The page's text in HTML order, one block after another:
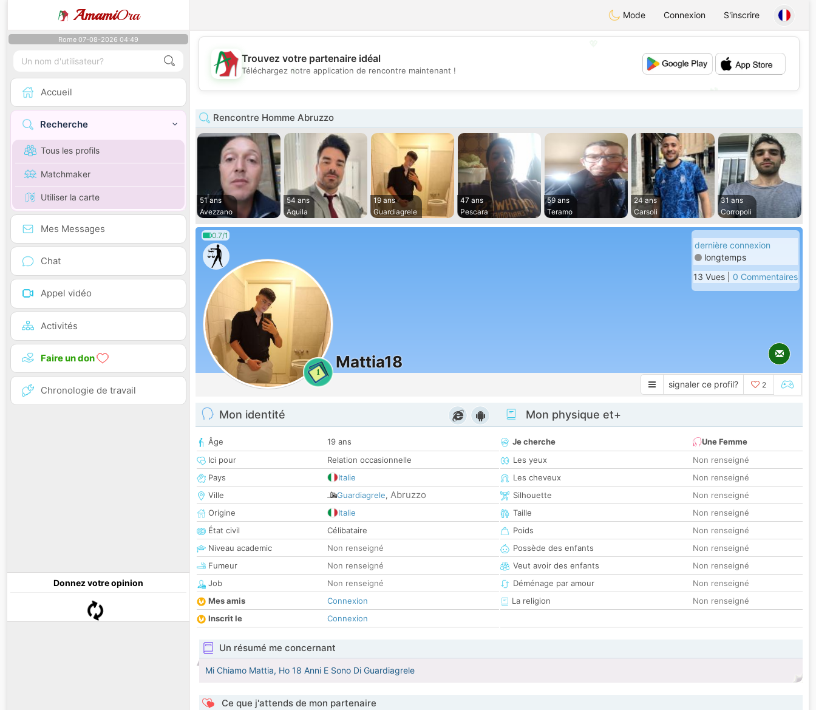
AmamiOra Mode Connexion S'inscrire
Rome 07-08-2026 04:49
Accueil
Recherche
Tous les profils
Matchmaker
Utiliser la carte
Mes Messages
Chat
Appel vidéo
Activités
Faire un don
Chronologie de travail
Donnez votre opinion
💕
Trouvez votre partenaire idéal
Téléchargez notre application de rencontre maintenant !
Rencontre Homme Abruzzo
51 ans
Avezzano
54 ans
Aquila
19 ans
Guardiagrele
47 ans
Pescara
59 ans
Teramo
24 ans
Carsoli
31 ans
Corropoli
0.7/1
1
Mattia18
dernière connexion
longtemps
13 Vues | 0 Commentaires
signaler ce profil? 2
Mon identité
Âge
19 ans
Ici pour
Relation occasionnelle
Pays
Italie
Ville
Guardiagrele, Abruzzo
Origine
Italie
État civil
Célibataire
Niveau academic
Non renseigné
Fumeur
Non renseigné
Job
Non renseigné
Mes amis
Connexion
Inscrit le
Connexion
Mon physique et+
Je cherche
Une Femme
Les yeux
Non renseigné
Les cheveux
Non renseigné
Silhouette
Non renseigné
Taille
Non renseigné
Poids
Non renseigné
Possède des enfants
Non renseigné
Veut avoir des enfants
Non renseigné
Déménage par amour
Non renseigné
La religion
Non renseigné
Un résumé me concernant
Mi Chiamo Mattia, Ho 18 Anni E Sono Di Guardiagrele
Ce que j'attends de mon partenaire